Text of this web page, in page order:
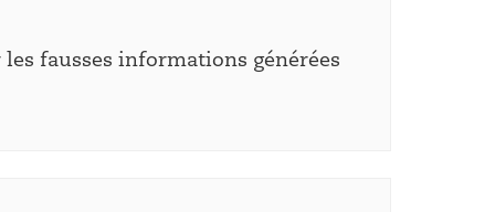
les fausses informations générées